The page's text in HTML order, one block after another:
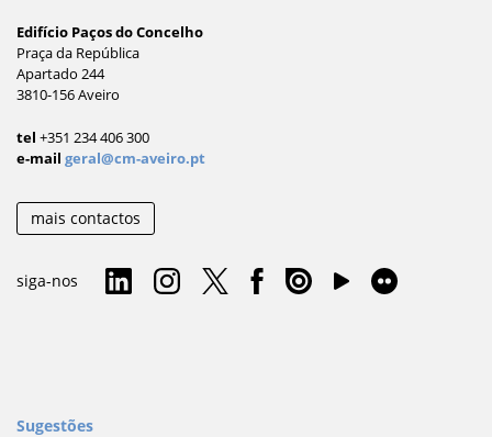
Edifício Paços do Concelho
Praça da República
Apartado 244
3810-156 Aveiro
tel +351 234 406 300
e-mail geral@cm-aveiro.pt
mais contactos
siga-nos
Sugestões